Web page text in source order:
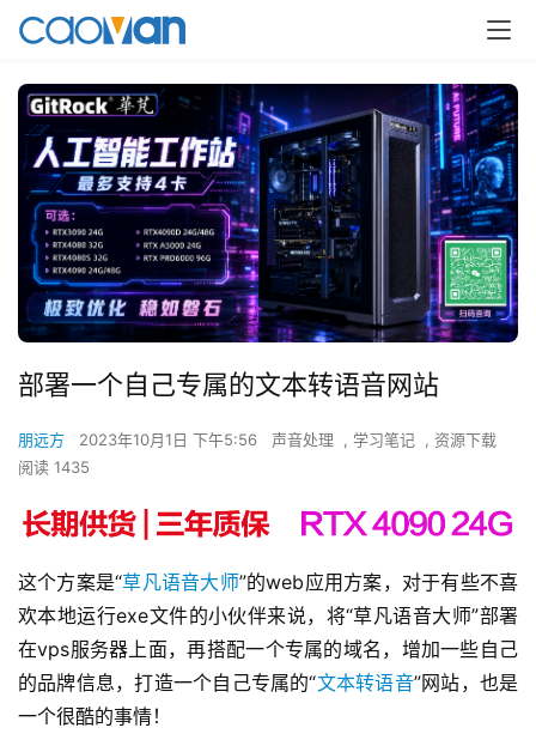
部署一个自己专属的文本转语音网站
朋远方 2023年10月1日 下午5:56 声音处理 , 学习笔记 , 资源下载
阅读 1435
这个方案是“草凡语音大师”的web应用方案，对于有些不喜
欢本地运行exe文件的小伙伴来说，将“草凡语音大师”部署
在vps服务器上面，再搭配一个专属的域名，增加一些自己
的品牌信息，打造一个自己专属的“文本转语音”网站，也是
一个很酷的事情！